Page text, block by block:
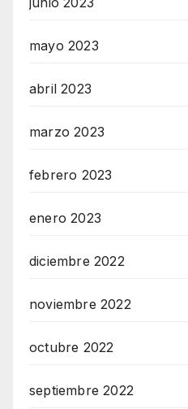
mayo 2023
abril 2023
marzo 2023
febrero 2023
enero 2023
diciembre 2022
noviembre 2022
octubre 2022
septiembre 2022